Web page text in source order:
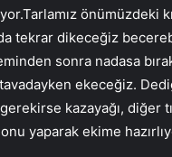
önümüzdeki
tekrar dikeceğiz
sonra nadasa
ekeceğiz.
kazayağı, diğer
yaparak ekime